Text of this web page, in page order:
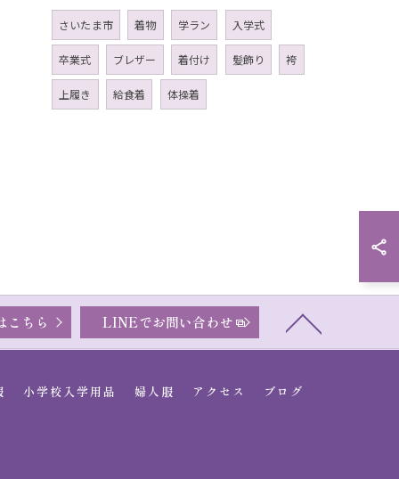
さいたま市 着物 学ラン 入学式
卒業式 ブレザー 着付け 髪飾り 袴
上履き 給食着 体操着
こちら LINEでお問い合わせ
小学校入学用品 婦人服 アクセス
ブログ